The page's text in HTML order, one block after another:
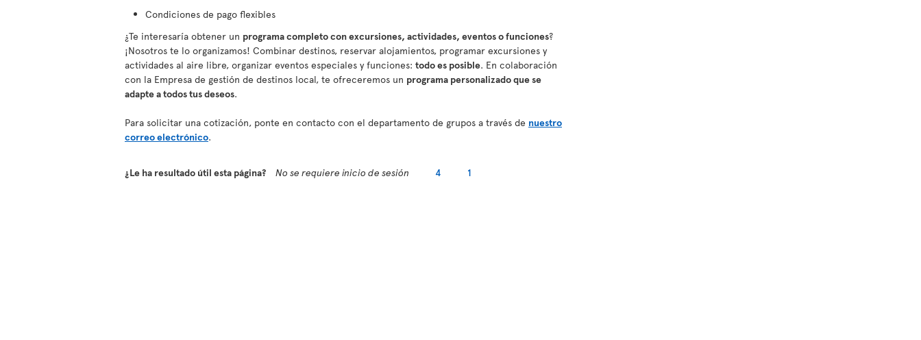
Condiciones de pago flexibles
¿Te interesaría obtener un programa completo con excursiones, actividades, eventos o funciones?
¡Nosotros te lo organizamos! Combinar destinos, reservar alojamientos, programar excursiones y
actividades al aire libre, organizar eventos especiales y funciones: todo es posible. En colaboración
con la Empresa de gestión de destinos local, te ofreceremos un programa personalizado que se
adapte a todos tus deseos.
Para solicitar una cotización, ponte en contacto con el departamento de grupos a través de nuestro
correo electrónico.
¿Le ha resultado útil esta página? No se requiere inicio de sesión 4 1